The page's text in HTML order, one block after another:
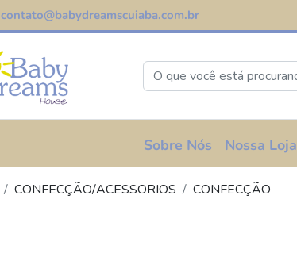
contato@babydreamscuiaba.com.br
Sobre Nós Nossa Loja
CONFECÇÃO/ACESSORIOS CONFECÇÃO